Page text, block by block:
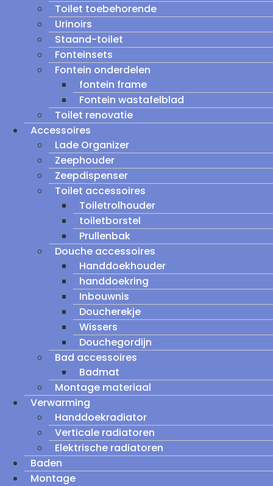
Toilet toebehorende
Urinoirs
Staand-toilet
Fonteinsets
Fontein onderdelen
fontein frame
Fontein wastafelblad
Toilet renovatie
Accessoires
Lade Organizer
Zeephouder
Zeepdispenser
Toilet accessoires
Toiletrolhouder
toiletborstel
Prullenbak
Douche accessoires
Handdoekhouder
handdoekring
Inbouwnis
Doucherekje
Wissers
Douchegordijn
Bad accessoires
Badmat
Montage materiaal
Verwarming
Handdoekradiator
Verticale radiatoren
Elektrische radiatoren
Baden
Montage